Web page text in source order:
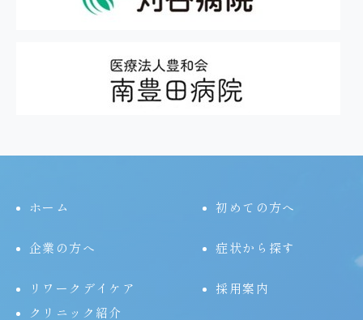
ホーム 初めての方へ
企業の方へ 症状から探す
リワークデイケア
採用案内
クリニック紹介